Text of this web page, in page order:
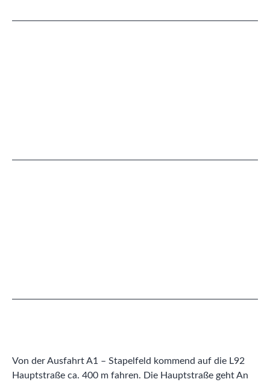
Von der Ausfahrt A1 – Stapelfeld kommend auf die L92
Hauptstraße ca. 400 m fahren. Die Hauptstraße geht An